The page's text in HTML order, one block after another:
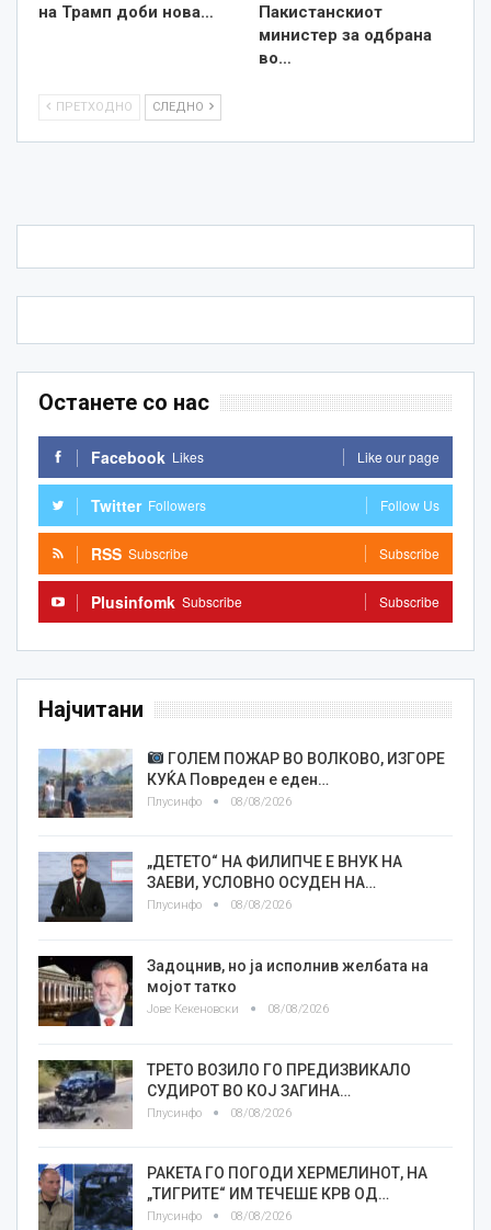
на Трамп доби нова…
Пакистанскиот
министер за одбрана
во…
ПРЕТХОДНО СЛЕДНО
Останете со нас
Facebook Likes Like our page
Twitter Followers Follow Us
RSS Subscribe Subscribe
Plusinfomk Subscribe Subscribe
Најчитани
ГОЛЕМ ПОЖАР ВО ВОЛКОВО, ИЗГОРЕ
КУЌА Повреден е еден…
Плусинфо 08/08/2026
„ДЕТЕТО“ НА ФИЛИПЧЕ Е ВНУК НА
ЗАЕВИ, УСЛОВНО ОСУДЕН НА…
Плусинфо 08/08/2026
Задоцнив, но ја исполнив желбата на
мојот татко
Јове Кекеновски 08/08/2026
ТРЕТО ВОЗИЛО ГО ПРЕДИЗВИКАЛО
СУДИРОТ ВО КОЈ ЗАГИНА…
Плусинфо 08/08/2026
РАКЕТА ГО ПОГОДИ ХЕРМЕЛИНОТ, НА
„ТИГРИТЕ“ ИМ ТЕЧЕШЕ КРВ ОД…
Плусинфо 08/08/2026